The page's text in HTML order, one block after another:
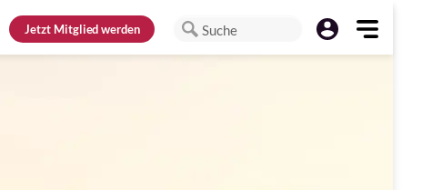
JetztMitglied werden Suche